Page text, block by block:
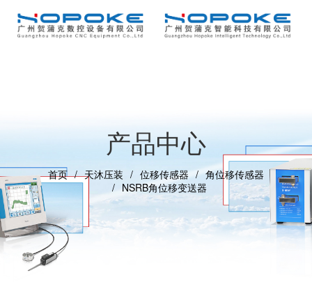
产品中心
首页 天沐压装 位移传感器
角位移传感器
NSRB角位移变送器